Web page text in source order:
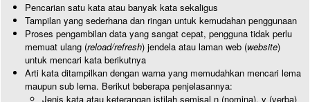
Pencarian satu kata atau banyak kata sekaligus
Tampilan yang sederhana dan ringan untuk kemudahan penggunaan
Proses pengambilan data yang sangat cepat, pengguna tidak perlu
memuat ulang (reload/refresh) jendela atau laman web (website)
untuk mencari kata berikutnya
Arti kata ditampilkan dengan warna yang memudahkan mencari lema
maupun sub lema. Berikut beberapa penjelasannya:
Jenis kata atau keterangan istilah semisal n (nomina), v (verba)